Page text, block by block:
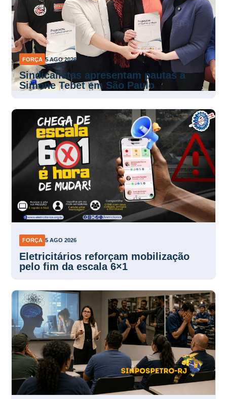
FORÇA 5 AGO 2026
Sindicalistas apresentam pautas a
Simone Tebet em São Paulo
FORÇA 5 AGO 2026
Eletricitários reforçam mobilização
pelo fim da escala 6×1